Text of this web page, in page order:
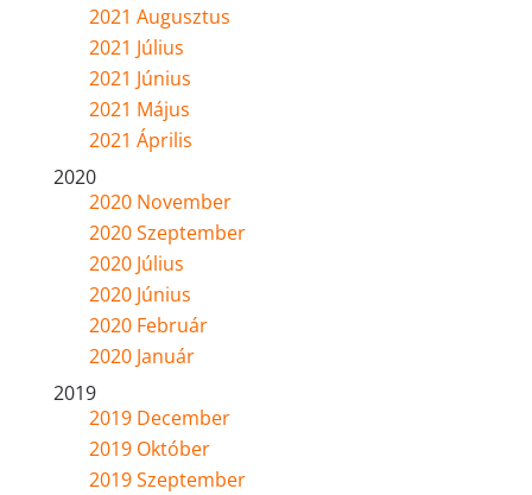
2021 Augusztus
2021 Július
2021 Június
2021 Május
2021 Április
2020
2020 November
2020 Szeptember
2020 Július
2020 Június
2020 Február
2020 Január
2019
2019 December
2019 Október
2019 Szeptember